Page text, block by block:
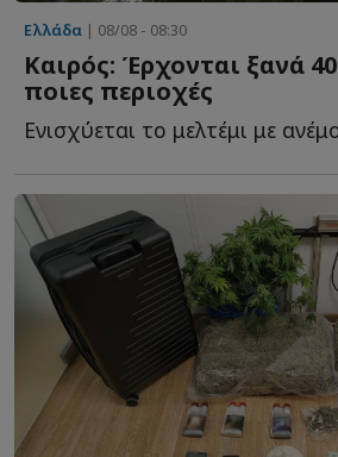
Ελλάδα | 08/08 - 08:30
Καιρός: Έρχονται ξανά
ποιες περιοχές
Ενισχύεται το μελτέμι με